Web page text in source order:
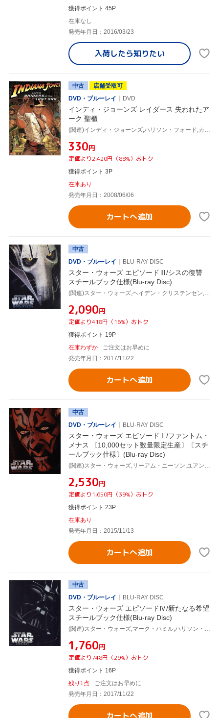
獲得ポイント 45P
在庫なし
発売年月日：2016/03/23
入荷したら知りたい
中古
店舗受取可
DVD・ブルーレイ
DVD
インディ・ジョーンズ レイダース 失われたア
ーク 聖櫃
¥330円
定価より2,420円（88%）おトク
獲得ポイント 3P
在庫あり
発売年月日：2008/06/06
カートへ追加
中古
DVD・ブルーレイ
BLU-RAY DISC
スター・ウォーズ エピソードⅢ/シスの復讐
スチールブック仕様(Blu-ray Disc)
¥2,090円
定価より418円（16%）おトク
獲得ポイント 19P
在庫わずか
ご注文はお早めに
発売年月日：2017/11/22
カートへ追加
中古
DVD・ブルーレイ
BLU-RAY DISC
スター・ウォーズ エピソードⅠ/ファントム・
メナス 〔10,000セット数量限定生産〕〔スチ
ールブック仕様〕(Blu-ray Disc)
¥2,530円
定価より1,650円（39%）おトク
獲得ポイント 23P
在庫あり
発売年月日：2015/11/13
カートへ追加
中古
DVD・ブルーレイ
BLU-RAY DISC
スター・ウォーズ エピソードⅣ/新たなる希望
スチールブック仕様(Blu-ray Disc)
¥1,760円
定価より748円（29%）おトク
獲得ポイント 16P
残り1点
ご注文はお早めに
発売年月日：2017/11/22
カートへ追加